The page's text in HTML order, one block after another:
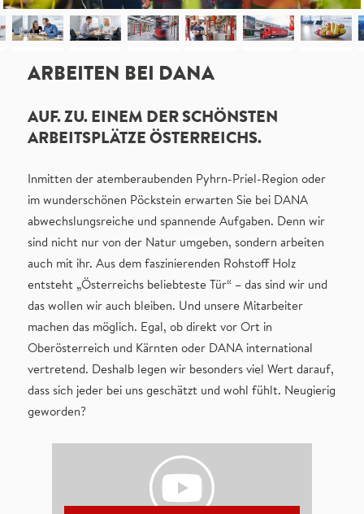
ARBEITEN BEI DANA
AUF. ZU. EINEM DER SCHÖNSTEN
ARBEITSPLÄTZE ÖSTERREICHS.
Inmitten der atemberaubenden Pyhrn-Priel-Region oder
im wunderschönen Pöckstein erwarten Sie bei DANA
abwechslungsreiche und spannende Aufgaben. Denn wir
sind nicht nur von der Natur umgeben, sondern arbeiten
auch mit ihr. Aus dem faszinierenden Rohstoff Holz
entsteht „Österreichs beliebteste Tür“ – das sind wir und
das wollen wir auch bleiben. Und unsere Mitarbeiter
machen das möglich. Egal, ob direkt vor Ort in
Oberösterreich und Kärnten oder DANA international
vertretend. Deshalb legen wir besonders viel Wert darauf,
dass sich jeder bei uns geschätzt und wohl fühlt. Neugierig
geworden?